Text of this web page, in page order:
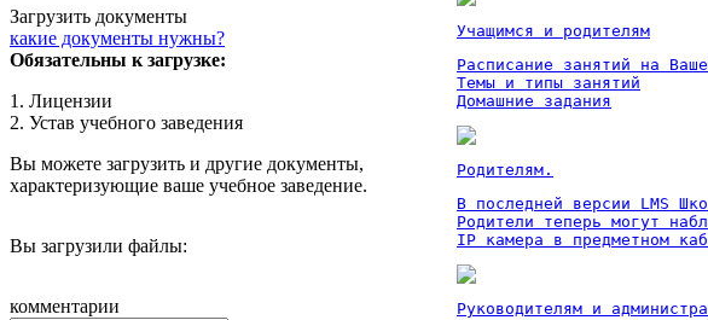
Загрузить документы
какие документы нужны?
Обязательны к загрузке:
1. Лицензии
2. Устав учебного заведения
Вы можете загрузить и другие документы,
характеризующие ваше учебное заведение.
Вы загрузили файлы:
комментарии
Учащимся и родителям
Расписание занятий на
Темы и типы занятий
Домашние задания
Родителям.
В последней версии LMS
Родители теперь могут
IP камера в предметном
Руководителям и